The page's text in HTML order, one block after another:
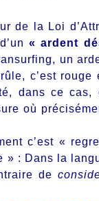
de la Loi
« ardent
un
c’est
dans ce
où
c’est «
» : Dans la
de